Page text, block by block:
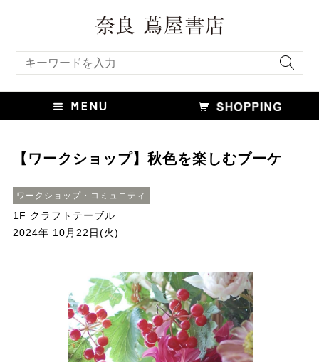
【ワークショップ】秋色を楽しむブーケ
ワークショップ・コミュニティ
1F クラフトテーブル
2024年 10月22日(火)